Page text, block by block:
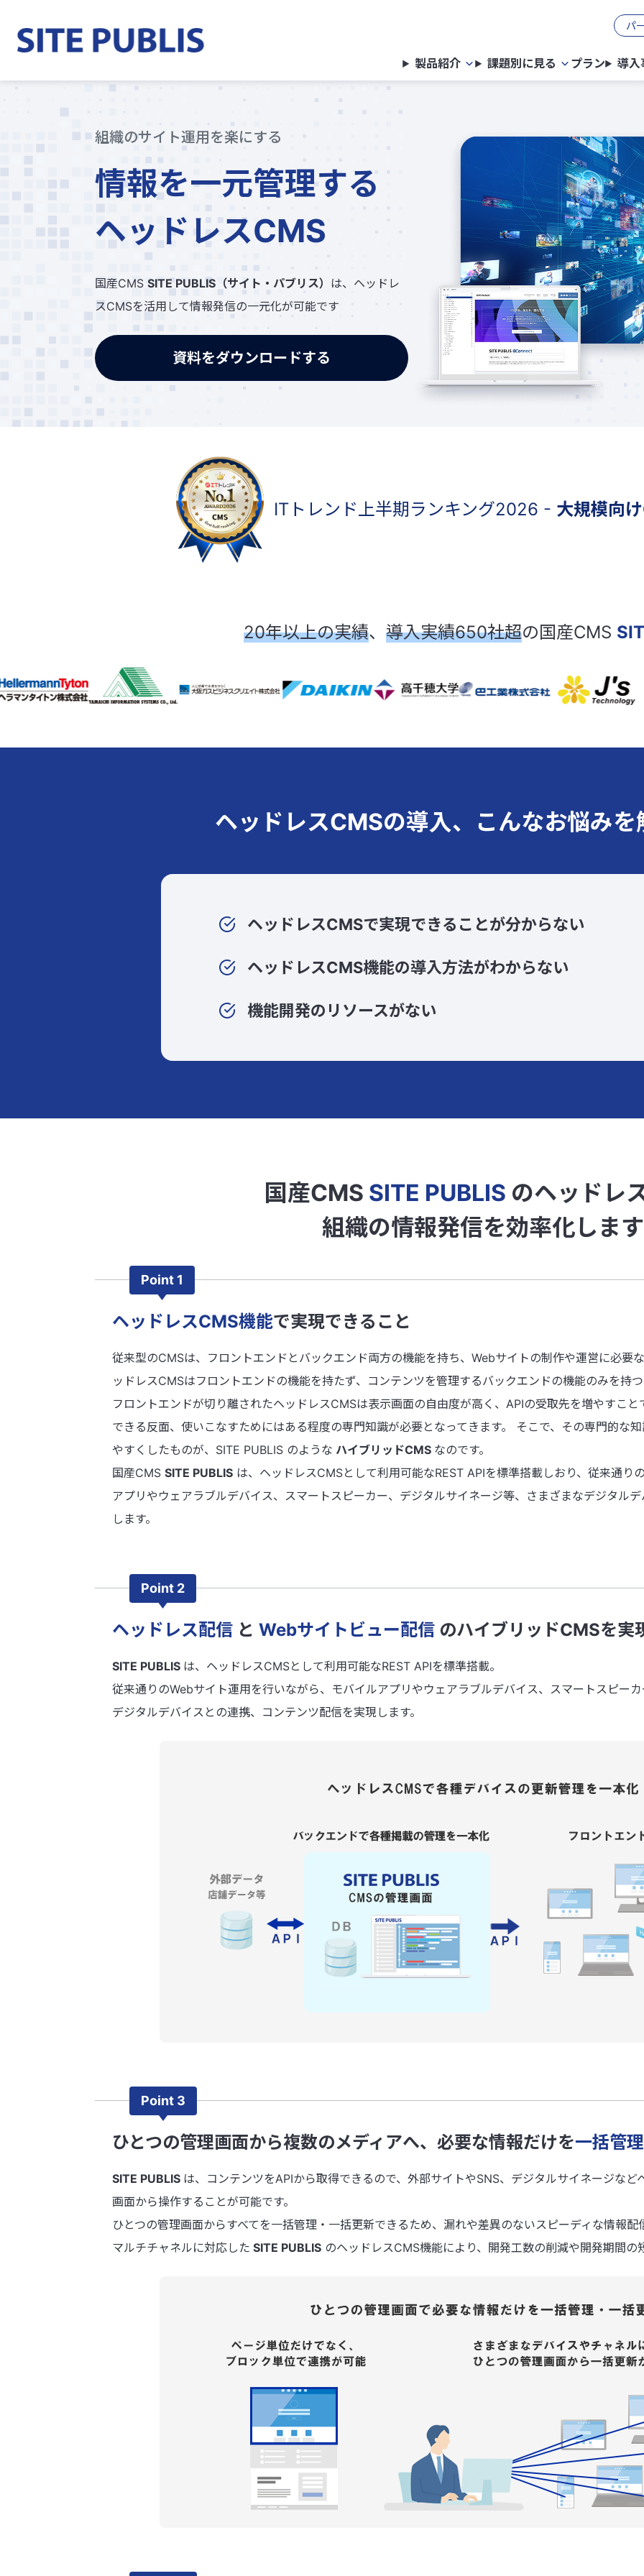
パ
製品紹介 課題別に見る プラン 導入
組織のサイト運用を楽にする
情報を一元管理する
ヘッドレスCMS
国産CMS SITE PUBLIS（サイト・パブリス） は、ヘッドレ
スCMSを活用して情報発信の一元化が可能です
資料をダウンロードする
ITトレンド上半期ランキング2026 - 大規模向
20年以上の実績、 導入実績650社超の 国産CMS
ヘッドレスCMSの導入、 こんなお悩み
ヘッドレスCMSで実現できることが分からない
ヘッドレスCMS機能の導入方法がわからない
機能開発のリソースがない
国産CMS SITE PUBLIS のヘッドレ
組織の情報発信を効率化します
Point 1
ヘッドレスCMS機能で実現できること
従来型のCMSは、フロントエンドとバックエンド両方の機能を持ち、Webサイトの制作や運営に必要
ッドレスCMSはフロントエンドの機能を持たず、コンテンツを管理するバックエンドの機能のみを持
フロントエンドが切り離されたヘッドレスCMSは表示画面の自由度が高く、APIの受取先を増やすこ
できる反面、使いこなすためにはある程度の専門知識が必要となってきます。 そこで、その専門的な
やすくしたものが、SITE PUBLIS のような ハイブリッドCMS なのです。
国産CMS SITE PUBLIS は、ヘッドレスCMSとして利用可能なREST APIを標準搭載しおり、従来通り
アプリやウェアラブルデバイス、スマートスピーカー、デジタルサイネージ等、さまざまなデジタル
します。
Point 2
ヘッドレス配信 と Webサイトビュー配信 のハイブリッドCMSを実
SITE PUBLIS は、ヘッドレスCMSとして利用可能なREST APIを標準搭載。
従来通りのWebサイト運用を行いながら、モバイルアプリやウェアラブルデバイス、スマートスピー
デジタルデバイスとの連携、コンテンツ配信を実現します。
Point 3
ひとつの管理画面から複数のメディアへ、必要な情報だけを一括管
SITE PUBLIS は、コンテンツをAPIから取得できるので、外部サイトやSNS、デジタルサイネージな
画面から操作することが可能です。
ひとつの管理画面からすべてを一括管理・一括更新できるため、漏れや差異のないスピーディな情報配
マルチチャネルに対応した SITE PUBLIS のヘッドレスCMS機能により、開発工数の削減や開発期間の